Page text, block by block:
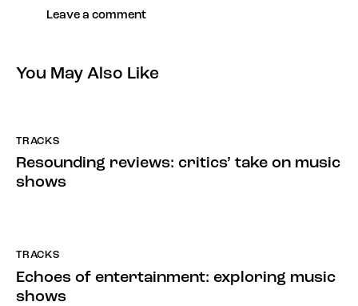
You May Also Like
TRACKS
Resounding reviews: critics’ take on music
shows
TRACKS
Echoes of entertainment: exploring music
shows